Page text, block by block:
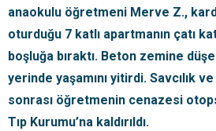
anaokulu öğretmeni Merve Z.,
oturduğu 7 katlı apartmanın çatı
boşluğa bıraktı. Beton zemine
yerinde yaşamını yitirdi. Savcılık
sonrası öğretmenin cenazesi
Tıp Kurumu’na kaldırıldı.